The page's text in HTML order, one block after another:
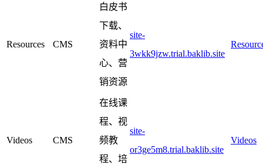
Resources CMS
白皮书
下载、
资料中
心、营
销资源
site-
3wkk9jzw.trial.baklib.site
Videos CMS
在线课
程、视
频教
程、培
site-
or3ge5m8.trial.baklib.site
Videos